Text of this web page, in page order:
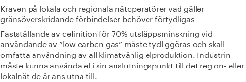
Kraven på lokala och regionala nätoperatörer vad gäller
gränsöverskridande förbindelser behöver förtydligas
Fastställande av definition för 70% utsläppsminskning vid
användande av ”low carbon gas” måste tydliggöras och skall
omfatta användning av all klimatvänlig elproduktion. Industrin
måste kunna använda el i sin anslutningspunkt till det region- eller
lokalnät de är anslutna till.